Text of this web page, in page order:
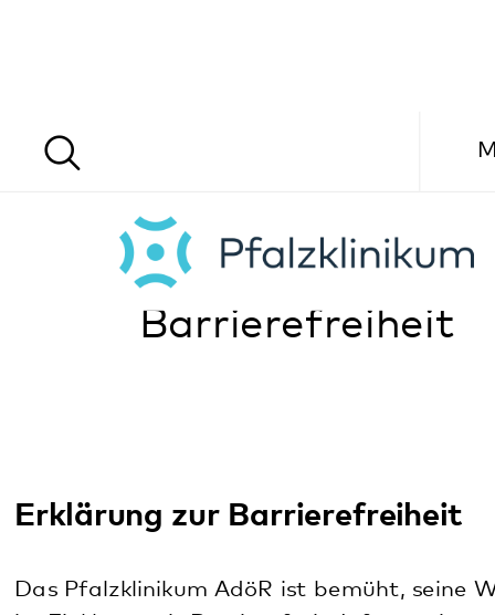
Barrierefreiheit
im Einklang mit Barrierefreie-Informationstechnik-
des Europäischen Parlaments und des Rates (1)]